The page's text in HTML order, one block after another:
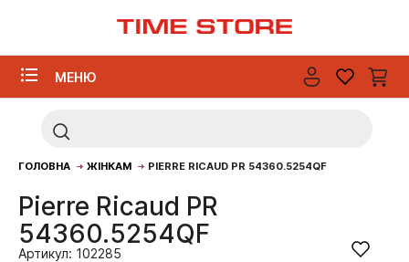
МЕНЮ
ГОЛОВНА ЖІНКАМ PIERRE RICAUD PR 54360.5254QF
Pierre Ricaud PR
54360.5254QF
Артикул: 102285